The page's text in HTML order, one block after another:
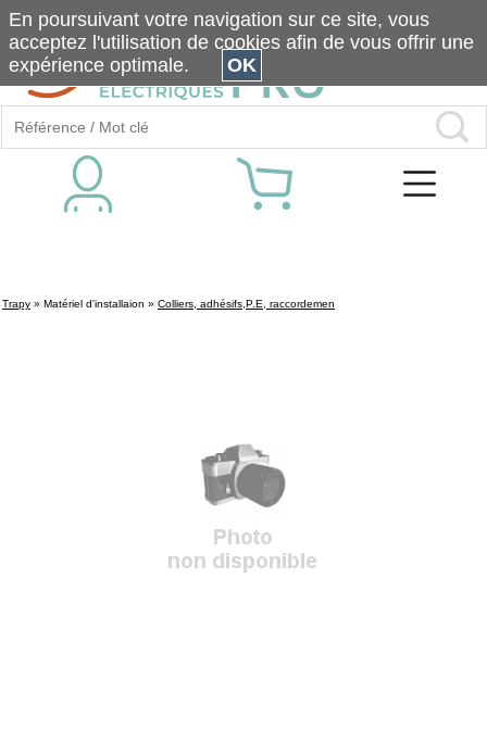
Trapy » Matériel d'installaion » Colliers, adhésifs,P.E, raccordemen
En poursuivant votre navigation sur ce site, vous
acceptez l'utilisation de cookies afin de vous offrir une
expérience optimale.
OK